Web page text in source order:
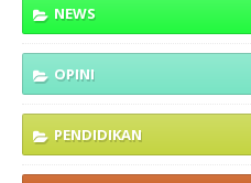
NEWS
OPINI
PENDIDIKAN